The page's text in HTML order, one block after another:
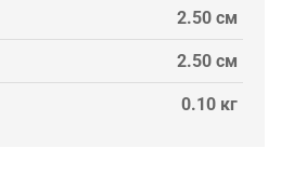
2.50 см
2.50 см
0.10 кг